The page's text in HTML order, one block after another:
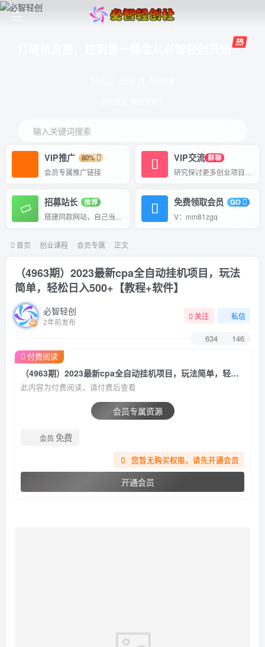
输入关键词搜索
VIP推广
80%
会员专属推广链接
VIP交流 群聊
招募站长
推荐
免费领取会员
GO
V：mm81zgq
首页 创业课程 会员专属 正文
（4963期）2023最新cpa全自动挂机项目，玩法
简单，轻松日入500+【教程+软件】
必智轻创
2年前发布
关注 私信
634 146
（4963期）2023最新cpa全自动挂机项目，玩法简单，轻松日入500+【教程+软件】
此内容为付费阅读，请付费后查看
会员专属资源
会员 免费
您暂无购买权限，请先开通会员
开通会员
付费阅读